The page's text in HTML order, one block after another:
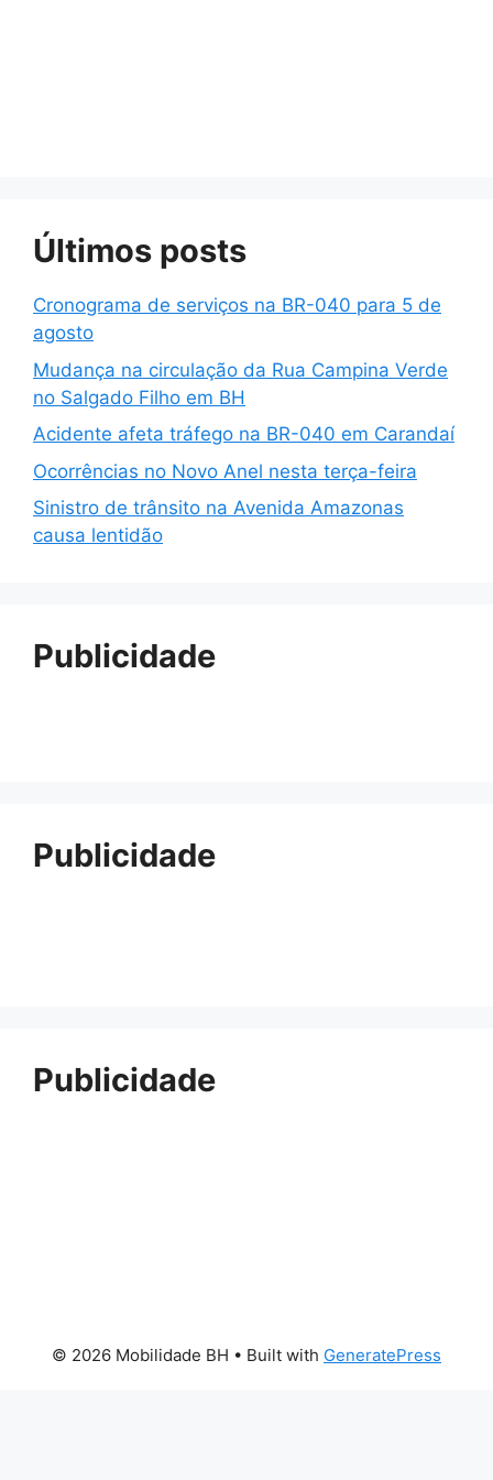
Últimos posts
Cronograma de serviços na BR-040 para 5 de
agosto
Mudança na circulação da Rua Campina Verde
no Salgado Filho em BH
Acidente afeta tráfego na BR-040 em Carandaí
Ocorrências no Novo Anel nesta terça-feira
Sinistro de trânsito na Avenida Amazonas
causa lentidão
Publicidade
Publicidade
Publicidade
© 2026 Mobilidade BH • Built with GeneratePress